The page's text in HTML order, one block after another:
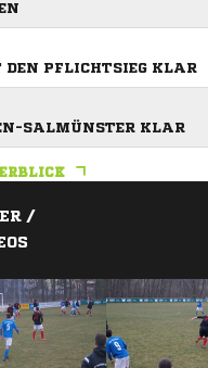
DEN PFLICHTSIEG KLAR
SALMÜNSTER KLAR
/